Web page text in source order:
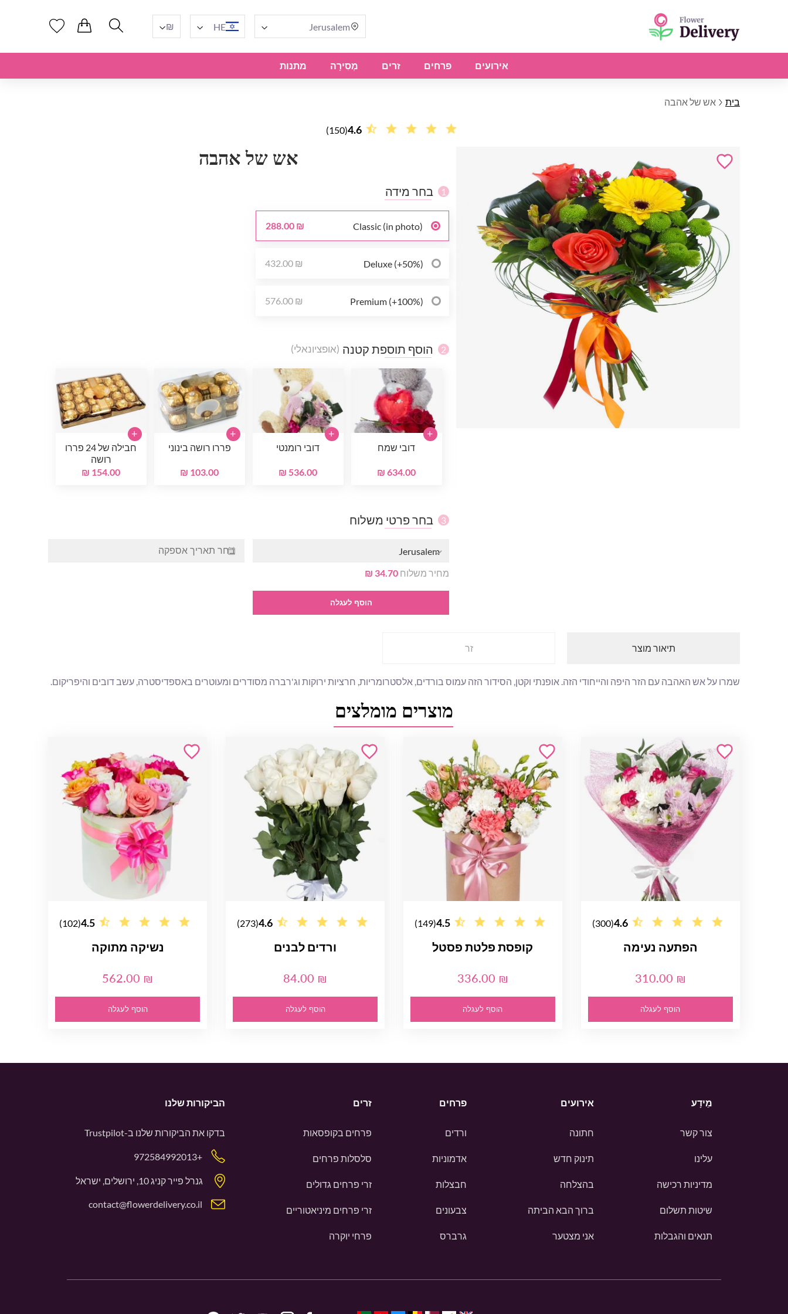
Jerusalem
HE
₪
אירועים פרחים זרים מְסִירָה מתנות
בית אש של אהבה
4.6
(150)
אש של אהבה
1 בחר מידה
Classic (in photo)
288.00 ₪
Deluxe (+50%)
432.00 ₪
Premium (+100%)
576.00 ₪
2 הוסף תוספת קטנה (אופציונאלי)
דובי שמח
634.00 ₪
+
דובי רומנטי
536.00 ₪
+
פררו רושה בינוני
103.00 ₪
+
חבילה של 24 פררו
רושה
154.00 ₪
+
3 בחר פרטי משלוח
Jerusalem
מחיר משלוח 34.70 ₪
הוסף לעגלה
תיאור מוצר זר
שמרו על אש האהבה עם הזר היפה והייחודי הזה. אופנתי וקטן, הסידור הזה עמוס בורדים, אלסטרומריות, חרציות ירוקות וג'רברה מסודרים ומעוטרים באספדיסטרה, עשב דובים והיפריקום.
מוצרים מומלצים
4.6
(300)
הפתעה נעימה
310.00 ₪
הוסף לעגלה
4.5
(149)
קופסת פלטת פסטל
336.00 ₪
הוסף לעגלה
4.6
(273)
ורדים לבנים
84.00 ₪
הוסף לעגלה
4.5
(102)
נשיקה מתוקה
562.00 ₪
הוסף לעגלה
מֵידָע
צור קשר
עלינו
מדיניות רכישה
שיטות תשלום
תנאים והגבלות
אירועים
חתונה
תינוק חדש
בהצלחה
ברוך הבא הביתה
אני מצטער
פרחים
ורדים
אדמוניות
חבצלות
צבעונים
גרברס
זרים
פרחים בקופסאות
סלסלות פרחים
זרי פרחים גדולים
זרי פרחים מיניאטוריים
פרחי יוקרה
הביקורות שלנו
בדקו את הביקורות שלנו ב-Trustpilot
+972584992013
גנרל פייר קניג 10, ירושלים, ישראל
contact@flowerdelivery.co.il